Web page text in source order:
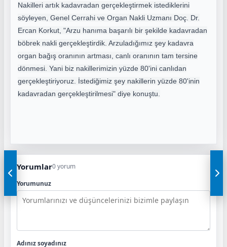
Nakilleri artık kadavradan gerçekleştirmek istediklerini
söyleyen, Genel Cerrahi ve Organ Nakli Uzmanı Doç. Dr.
Ercan Korkut, "Arzu hanıma başarılı bir şekilde kadavradan
böbrek nakli gerçekleştirdik. Arzuladığımız şey kadavra
organ bağış oranının artması, canlı oranının tam tersine
dönmesi. Yani biz nakillerimizin yüzde 80'ini canlıdan
gerçekleştiriyoruz. İstediğimiz şey nakillerin yüzde 80'inin
kadavradan gerçekleştirilmesi" diye konuştu.
Yorumlar0 yorum
Yorumunuz
Adınız soyadınız